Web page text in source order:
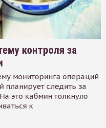
контроля за
мониторинга операций
следить за
это кабмин толкнуло
к